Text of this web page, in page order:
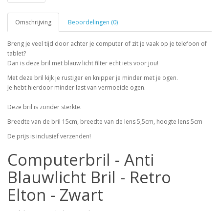
Omschrijving Beoordelingen (0)
Breng je veel tijd door achter je computer of zit je vaak op je telefoon of
tablet?
Dan is deze bril met blauw licht filter echt iets voor jou!
Met deze bril kijk je rustiger en knipper je minder met je ogen.
Je hebt hierdoor minder last van vermoeide ogen.
Deze bril is zonder sterkte.
Breedte van de bril 15cm, breedte van de lens 5,5cm, hoogte lens 5cm
De prijs is inclusief verzenden!
Computerbril - Anti
Blauwlicht Bril - Retro
Elton - Zwart